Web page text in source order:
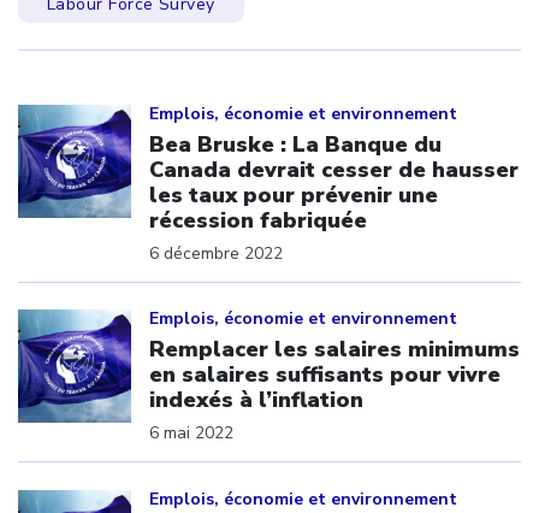
Emplois, économie et environnement
Bea Bruske : La Banque du
Canada devrait cesser de hausser
les taux pour prévenir une
récession fabriquée
6 décembre 2022
Emplois, économie et environnement
Remplacer les salaires minimums
en salaires suffisants pour vivre
indexés à l’inflation
6 mai 2022
Emplois, économie et environnement